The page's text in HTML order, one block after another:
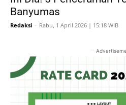
Banyumas
Redaksi - Rabu, 1 April 2026 | 15:18 WIB
-